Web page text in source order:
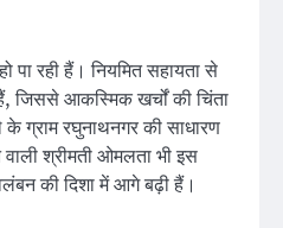
रही हैं। नियमित सहायता से
जिससे आकस्मिक खर्चों की चिंता
ग्राम रघुनाथनगर की साधारण
श्रीमती ओमलता भी इस
की दिशा में आगे बढ़ी हैं।